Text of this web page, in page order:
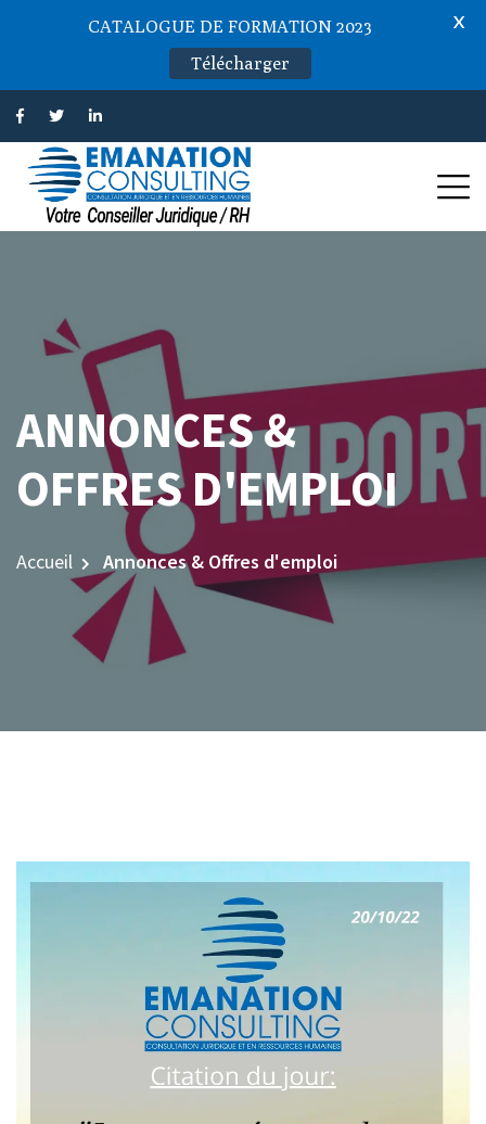
ANNONCES &
OFFRES D'EMPLOI
Accueil Annonces & Offres d'emploi
CATALOGUE DE FORMATION 2023
Télécharger
X